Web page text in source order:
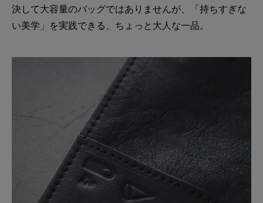
決して大容量のバッグではありませんが、「持ちすぎな
い美学」を実践できる、ちょっと大人な一品。